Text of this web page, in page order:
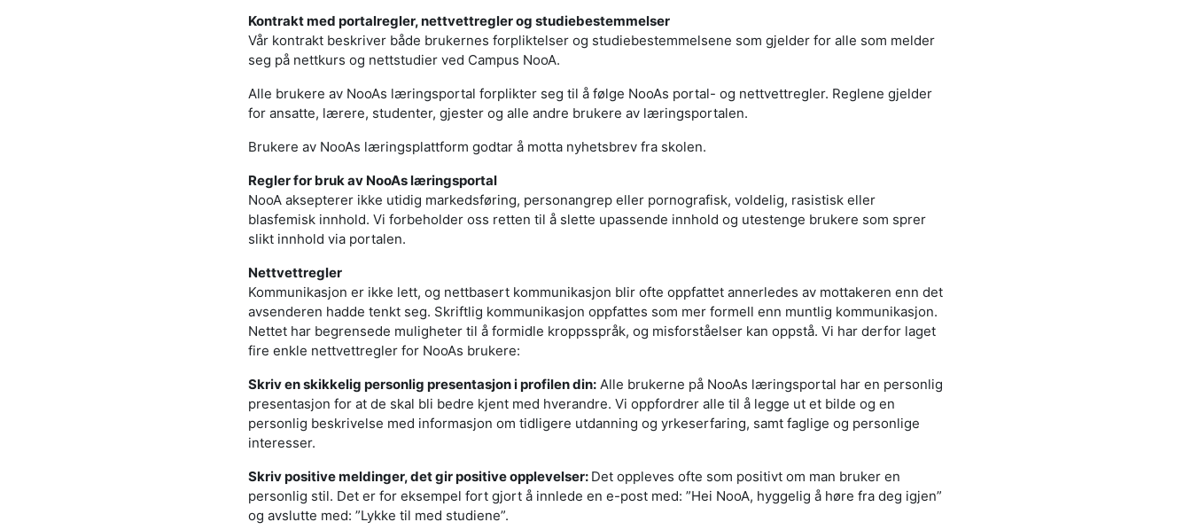
Kontrakt med portalregler, nettvettregler og studiebestemmelser
Vår kontrakt beskriver både brukernes forpliktelser og studiebestemmelsene som gjelder for alle som melder
seg på nettkurs og nettstudier ved Campus NooA.
Alle brukere av NooAs læringsportal forplikter seg til å følge NooAs portal- og nettvettregler. Reglene gjelder
for ansatte, lærere, studenter, gjester og alle andre brukere av læringsportalen.
Brukere av NooAs læringsplattform godtar å motta nyhetsbrev fra skolen.
Regler for bruk av NooAs læringsportal
NooA aksepterer ikke utidig markedsføring, personangrep eller pornografisk, voldelig, rasistisk eller
blasfemisk innhold. Vi forbeholder oss retten til å slette upassende innhold og utestenge brukere som sprer
slikt innhold via portalen.
Nettvettregler
Kommunikasjon er ikke lett, og nettbasert kommunikasjon blir ofte oppfattet annerledes av mottakeren enn det
avsenderen hadde tenkt seg. Skriftlig kommunikasjon oppfattes som mer formell enn muntlig kommunikasjon.
Nettet har begrensede muligheter til å formidle kroppsspråk, og misforståelser kan oppstå. Vi har derfor laget
fire enkle nettvettregler for NooAs brukere:
Skriv en skikkelig personlig presentasjon i profilen din: Alle brukerne på NooAs læringsportal har en personlig
presentasjon for at de skal bli bedre kjent med hverandre. Vi oppfordrer alle til å legge ut et bilde og en
personlig beskrivelse med informasjon om tidligere utdanning og yrkeserfaring, samt faglige og personlige
interesser.
Skriv positive meldinger, det gir positive opplevelser: Det oppleves ofte som positivt om man bruker en
personlig stil. Det er for eksempel fort gjort å innlede en e-post med: ”Hei NooA, hyggelig å høre fra deg igjen”
og avslutte med: ”Lykke til med studiene”.